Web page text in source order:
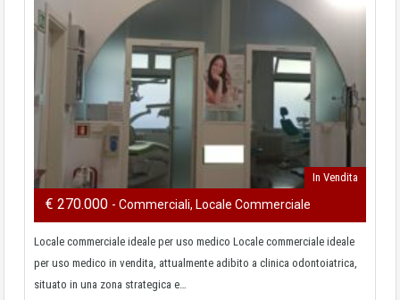
In Vendita
€ 270.000 - Commerciali, Locale Commerciale
Locale commerciale ideale per uso medico Locale commerciale ideale
per uso medico in vendita, attualmente adibito a clinica odontoiatrica,
situato in una zona strategica e…